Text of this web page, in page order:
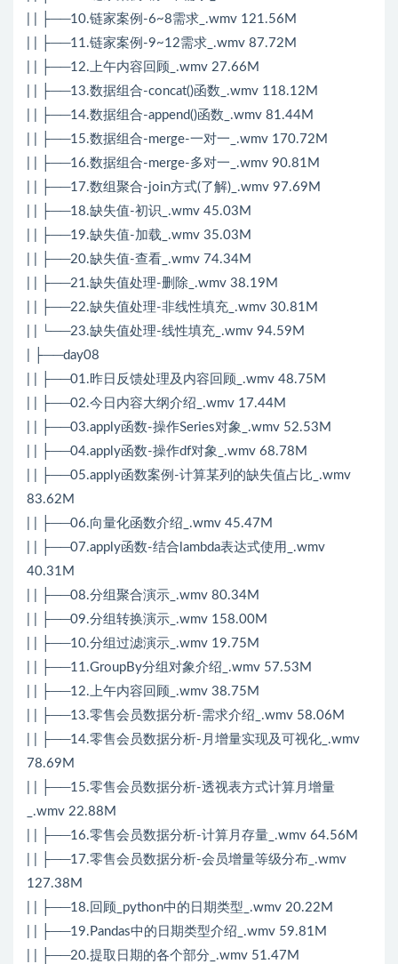
| | ├──10.链家案例-6~8需求_.wmv 121.56M
| | ├──11.链家案例-9~12需求_.wmv 87.72M
| | ├──12.上午内容回顾_.wmv 27.66M
| | ├──13.数据组合-concat()函数_.wmv 118.12M
| | ├──14.数据组合-append()函数_.wmv 81.44M
| | ├──15.数据组合-merge-一对一_.wmv 170.72M
| | ├──16.数据组合-merge-多对一_.wmv 90.81M
| | ├──17.数组聚合-join方式(了解)_.wmv 97.69M
| | ├──18.缺失值-初识_.wmv 45.03M
| | ├──19.缺失值-加载_.wmv 35.03M
| | ├──20.缺失值-查看_.wmv 74.34M
| | ├──21.缺失值处理-删除_.wmv 38.19M
| | ├──22.缺失值处理-非线性填充_.wmv 30.81M
| | └──23.缺失值处理-线性填充_.wmv 94.59M
| ├──day08
| | ├──01.昨日反馈处理及内容回顾_.wmv 48.75M
| | ├──02.今日内容大纲介绍_.wmv 17.44M
| | ├──03.apply函数-操作Series对象_.wmv 52.53M
| | ├──04.apply函数-操作df对象_.wmv 68.78M
| | ├──05.apply函数案例-计算某列的缺失值占比_.wmv
83.62M
| | ├──06.向量化函数介绍_.wmv 45.47M
| | ├──07.apply函数-结合lambda表达式使用_.wmv
40.31M
| | ├──08.分组聚合演示_.wmv 80.34M
| | ├──09.分组转换演示_.wmv 158.00M
| | ├──10.分组过滤演示_.wmv 19.75M
| | ├──11.GroupBy分组对象介绍_.wmv 57.53M
| | ├──12.上午内容回顾_.wmv 38.75M
| | ├──13.零售会员数据分析-需求介绍_.wmv 58.06M
| | ├──14.零售会员数据分析-月增量实现及可视化_.wmv
78.69M
| | ├──15.零售会员数据分析-透视表方式计算月增量
_.wmv 22.88M
| | ├──16.零售会员数据分析-计算月存量_.wmv 64.56M
| | ├──17.零售会员数据分析-会员增量等级分布_.wmv
127.38M
| | ├──18.回顾_python中的日期类型_.wmv 20.22M
| | ├──19.Pandas中的日期类型介绍_.wmv 59.81M
| | ├──20.提取日期的各个部分_.wmv 51.47M